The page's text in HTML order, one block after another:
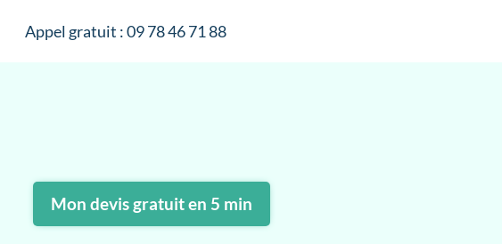
Appel gratuit : 09 78 46 71 88
Mon devis gratuit en 5 min